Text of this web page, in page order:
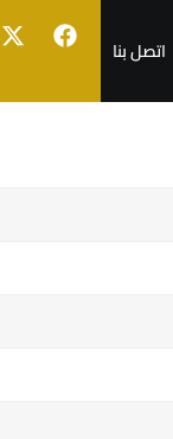
اتصل بنا